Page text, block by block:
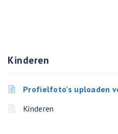
Kinderen
Profielfoto’s uploaden
Kinderen